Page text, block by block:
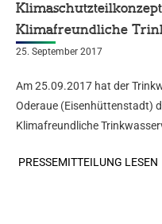
Klimaschutzteilkonzept
Klimafreundliche
25. September 2017
Am 25.09.2017 hat der
Oderaue (Eisenhüttenstadt)
Klimafreundliche
PRESSEMITTEILUNG LESEN